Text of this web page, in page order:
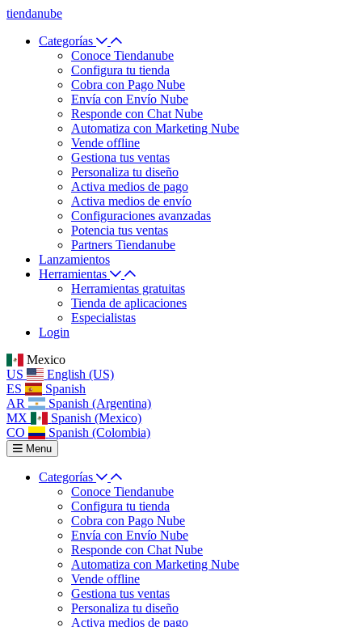
tiendanube
Categorías
Conoce Tiendanube
Configura tu tienda
Cobra con Pago Nube
Envía con Envío Nube
Responde con Chat Nube
Automatiza con Marketing Nube
Vende offline
Gestiona tus ventas
Personaliza tu diseño
Activa medios de pago
Activa medios de envío
Configuraciones avanzadas
Potencia tus ventas
Partners Tiendanube
Lanzamientos
Herramientas
Herramientas gratuitas
Tienda de aplicaciones
Especialistas
Login
Mexico
US
English (US)
ES
Spanish
AR
Spanish (Argentina)
MX
Spanish (Mexico)
CO
Spanish (Colombia)
Menu
Categorías
Conoce Tiendanube
Configura tu tienda
Cobra con Pago Nube
Envía con Envío Nube
Responde con Chat Nube
Automatiza con Marketing Nube
Vende offline
Gestiona tus ventas
Personaliza tu diseño
Activa medios de pago